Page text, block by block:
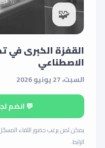
🧩
الاصطناعي
السبت، 27 يونيو 2026
💬 انضم
يمكن لمن يرغب حضور اللقاء
الرابط.